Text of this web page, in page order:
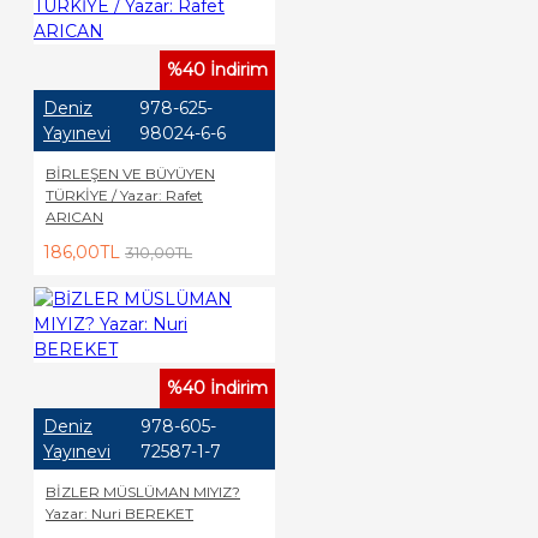
%40 İndirim
Deniz
Yayınevi
978-625-
98024-6-6
BİRLEŞEN VE BÜYÜYEN
TÜRKİYE / Yazar: Rafet
ARICAN
186,00TL 310,00TL
%40 İndirim
Deniz
Yayınevi
978-605-
72587-1-7
BİZLER MÜSLÜMAN MIYIZ?
Yazar: Nuri BEREKET